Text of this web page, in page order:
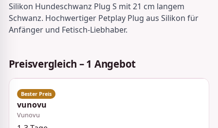
Silikon Hundeschwanz Plug S mit 21 cm langem
Schwanz. Hochwertiger Petplay Plug aus Silikon für
Anfänger und Fetisch-Liebhaber.
Preisvergleich – 1 Angebot
vunovu
Vunovu